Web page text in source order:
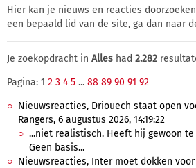
Hier kan je nieuws en reacties
een bepaald lid van de site, ga dan naar
Je zoekopdracht in Alles had 2.282
Pagina: 1 2 3 4 5 ... 88 89 90 91 92
Nieuwsreacties, Driouech staat open
Rangers, 6 augustus 2026, 14:19:22
...niet realistisch. Heeft hij gewoon te
Geen basis...
Nieuwsreacties, Inter moet dokken